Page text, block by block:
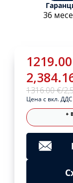
1316.00 €/
Цена с вкл. ДДС
+
36